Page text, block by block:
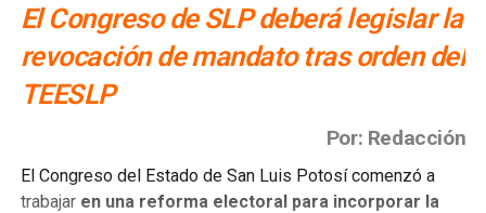
El Congreso de SLP deberá legislar la
revocación de mandato tras orden del
TEESLP
Por: Redacción
El Congreso del Estado de San Luis Potosí comenzó a
trabajar en una reforma electoral para incorporar la